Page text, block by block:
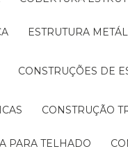
ESTRUTURA
CONSTRUÇÕES DE
CONSTRUÇÃO
PARA TELHADO